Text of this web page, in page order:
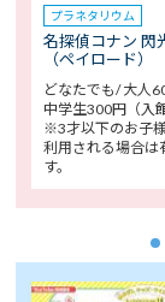
プラネタリウム
名探偵コナン 閃
（ペイロード）
どなたでも/ 大人
中学生300円（入
※3才以下のお子
利用される場合は
す。